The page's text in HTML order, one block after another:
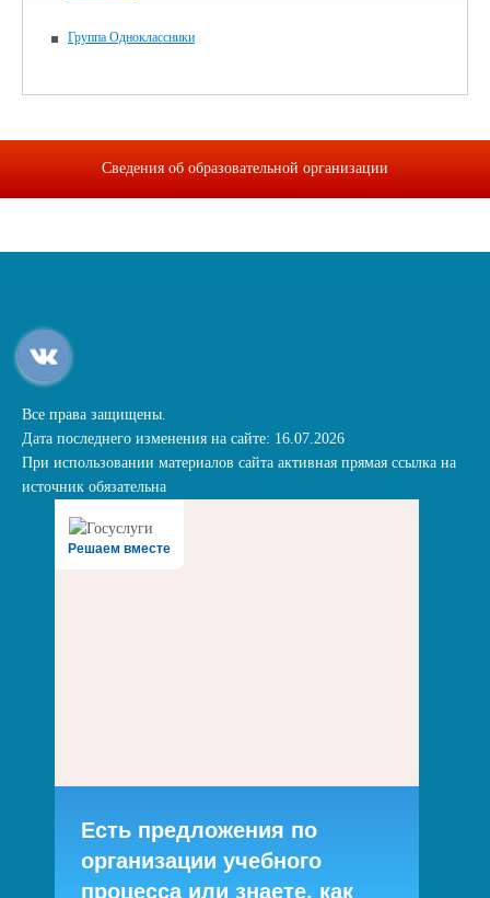
Группа Одноклассники
Сведения об образовательной организации
Все права защищены.
Дата последнего изменения на сайте: 16.07.2026
При использовании материалов сайта активная прямая ссылка на
источник обязательна
Решаем вместе
Есть предложения по
организации учебного
процесса или знаете, как